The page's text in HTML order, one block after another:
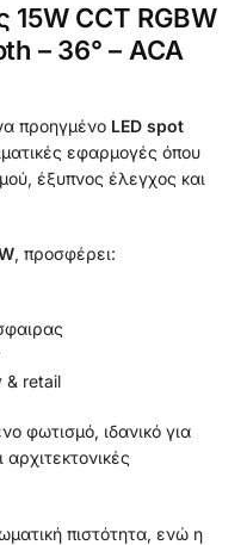
15W CCT RGBW
– 36° – ACA
προηγμένο LED spot
εφαρμογές όπου
έξυπνος έλεγχος και
, προσφέρει:
& retail
φωτισμό, ιδανικό για
πιστότητα, ενώ η